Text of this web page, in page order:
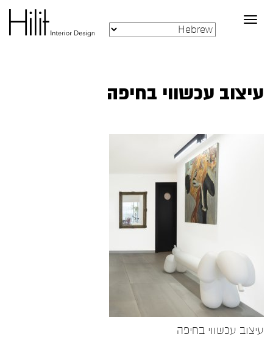
Toggle
navigation
עיצוב עכשווי בחיפה
עיצוב עכשווי בחיפה